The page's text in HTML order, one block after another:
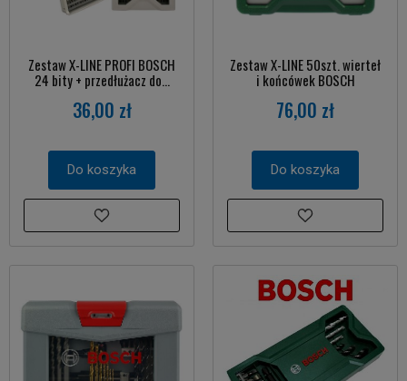
Zestaw X-LINE PROFI BOSCH
24 bity + przedłużacz do...
36,00 zł
Do koszyka
Zestaw X-LINE 50szt. wierteł
i końcówek BOSCH
76,00 zł
Do koszyka